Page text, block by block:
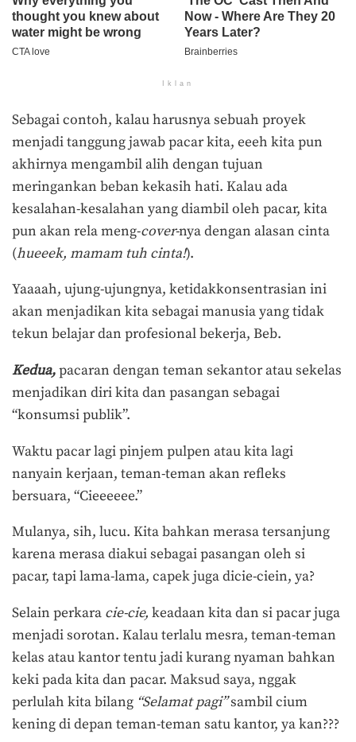
Iklan
Sebagai contoh, kalau harusnya sebuah proyek
menjadi tanggung jawab pacar kita, eeeh kita pun
akhirnya mengambil alih dengan tujuan
meringankan beban kekasih hati. Kalau ada
kesalahan-kesalahan yang diambil oleh pacar, kita
pun akan rela meng-cover-nya dengan alasan cinta
(hueeek, mamam tuh cinta!).
Yaaaah, ujung-ujungnya, ketidakkonsentrasian ini
akan menjadikan kita sebagai manusia yang tidak
tekun belajar dan profesional bekerja, Beb.
Kedua,pacaran dengan teman sekantor atau sekelas
menjadikan diri kita dan pasangan sebagai
“konsumsi publik”.
Waktu pacar lagi pinjem pulpen atau kita lagi
nanyain kerjaan, teman-teman akan refleks
bersuara, “Cieeeeee.”
Mulanya, sih, lucu. Kita bahkan merasa tersanjung
karena merasa diakui sebagai pasangan oleh si
pacar, tapi lama-lama, capek juga dicie-ciein, ya?
Selain perkara cie-cie, keadaan kita dan si pacar juga
menjadi sorotan. Kalau terlalu mesra, teman-teman
kelas atau kantor tentu jadi kurang nyaman bahkan
keki pada kita dan pacar. Maksud saya, nggak
perlulah kita bilang “Selamat pagi”sambil cium
kening di depan teman-teman satu kantor, ya kan???